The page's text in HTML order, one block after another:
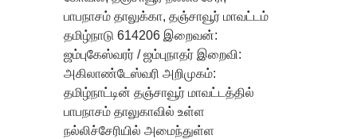
பாபநாசம் தாலுக்கா, தஞ்சாவூர் மாவட்டம்
தமிழ்நாடு 614206 இறைவன்:
ஜம்புகேஸ்வரர் / ஜம்புநாதர் இறைவி:
அகிலாண்டேஸ்வரி அறிமுகம்:
தமிழ்நாட்டின் தஞ்சாவூர் மாவட்டத்தில்
பாபநாசம் தாலுகாவில் உள்ள
நல்லிச்சேரியில் அமைந்துள்ள